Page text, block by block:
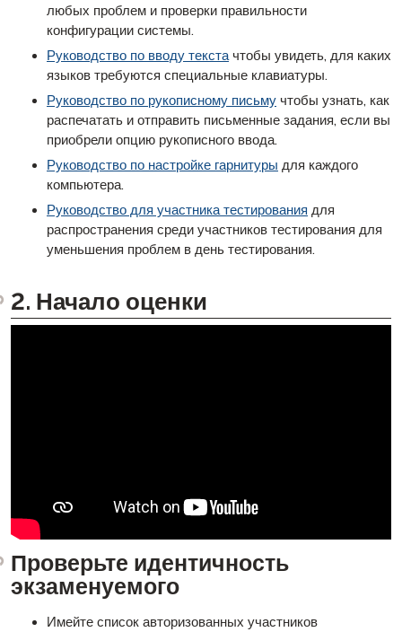
любых проблем и проверки правильности
конфигурации системы.
Руководство по вводу текста чтобы увидеть, для каких
языков требуются специальные клавиатуры.
Руководство по рукописному письму чтобы узнать, как
распечатать и отправить письменные задания, если вы
приобрели опцию рукописного ввода.
Руководство по настройке гарнитуры для каждого
компьютера.
Руководство для участника тестирования для
распространения среди участников тестирования для
уменьшения проблем в день тестирования.
2. Начало оценки
Проверьте идентичность
экзаменуемого
Имейте список авторизованных участников